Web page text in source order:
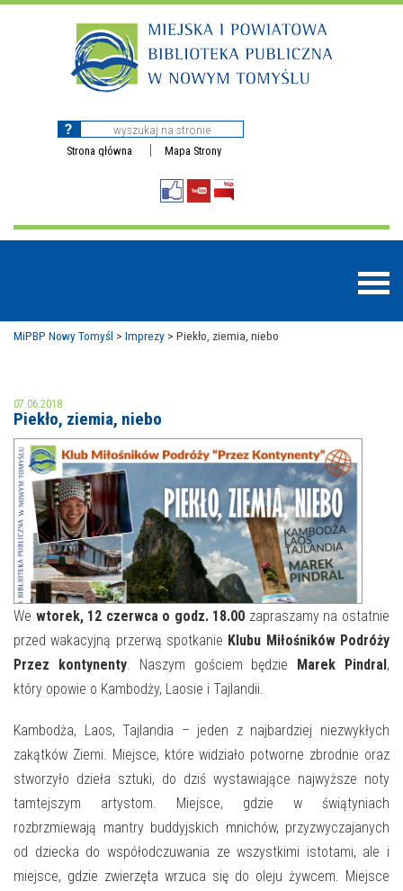
Strona główna Mapa Strony
MOJE KONTO
AKTUALNOŚCI
NAJBLIŻSZE WYDARZENIA
WYDARZENIA BIEŻĄCE
WYDARZYŁO SIĘ
NASZA OFERTA
STREFA WIEDZY O REGIONIE
STREFA KOLORU
FORMY STAŁE
NASZE FILIE
POLECANE STRONY
WYDARZENIA KULTURALNE
FOTO
E-INFORMATOR
O NAS
MiPBP Nowy Tomyśl > Imprezy > Piekło, ziemia, niebo
07.06.2018
Piekło, ziemia, niebo
We wtorek, 12 czerwca o godz. 18.00 zapraszamy na ostatnie
przed wakacyjną przerwą spotkanie Klubu Miłośników Podróży
Przez kontynenty. Naszym gościem będzie Marek Pindral,
który opowie o Kambodży, Laosie i Tajlandii.
Kambodża, Laos, Tajlandia – jeden z najbardziej niezwykłych
zakątków Ziemi. Miejsce, które widziało potworne zbrodnie oraz
stworzyło dzieła sztuki, do dziś wystawiające najwyższe noty
tamtejszym artystom. Miejsce, gdzie w świątyniach
rozbrzmiewają mantry buddyjskich mnichów, przyzwyczajanych
od dziecka do współodczuwania ze wszystkimi istotami, ale i
miejsce, gdzie zwierzęta wrzuca się do oleju żywcem. Miejsce